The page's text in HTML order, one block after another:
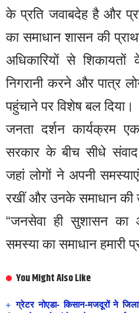
के प्रति जवाबदेह है और
का समाधान शासन की
अधिकारियों से शिकायतों
निगरानी करने और पात्र
पहुंचाने पर विशेष बल दिया।
जनता दर्शन कार्यक्रम
सरकार के बीच सीधे संवाद
जहां लोगों ने अपनी
रखीं और उनके समाधान की
“जनसेवा ही सुशासन
समस्या का समाधान हमारी
You Might Also Like
ग्रेटर नोएडा- किसान-मजदूरों ने